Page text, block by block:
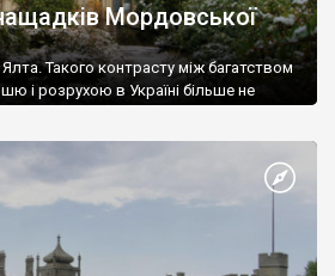
Мордовської
Такого контрасту між багатством
і розрухою в Україні більше не